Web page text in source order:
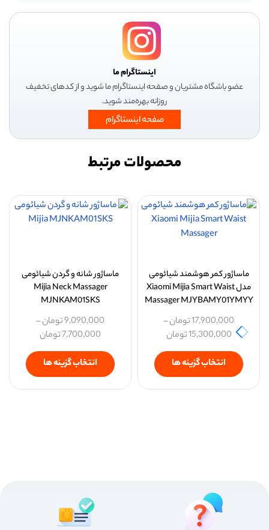
اینستاگرام ما
عضو باشگاه مشتریان و صفحه اینستاگرام ما شوید و از کدهای تخفیف
روزانه بهره‌مند شوید.
صفحه اینستاگرام
محصولات مرتبط
ماساژور کمر هوشمند شیائومی
مدل Xiaomi Mijia Smart Waist
Massager MJYBAMY01YMYY
17,900,000تومان–
15,300,000تومان
انتخاب گزینه ها
ماساژور شانه و گردن شیائومی
Mijia Neck Massager
MJNKAM01SKS
9,090,000تومان–
7,700,000تومان
انتخاب گزینه ها